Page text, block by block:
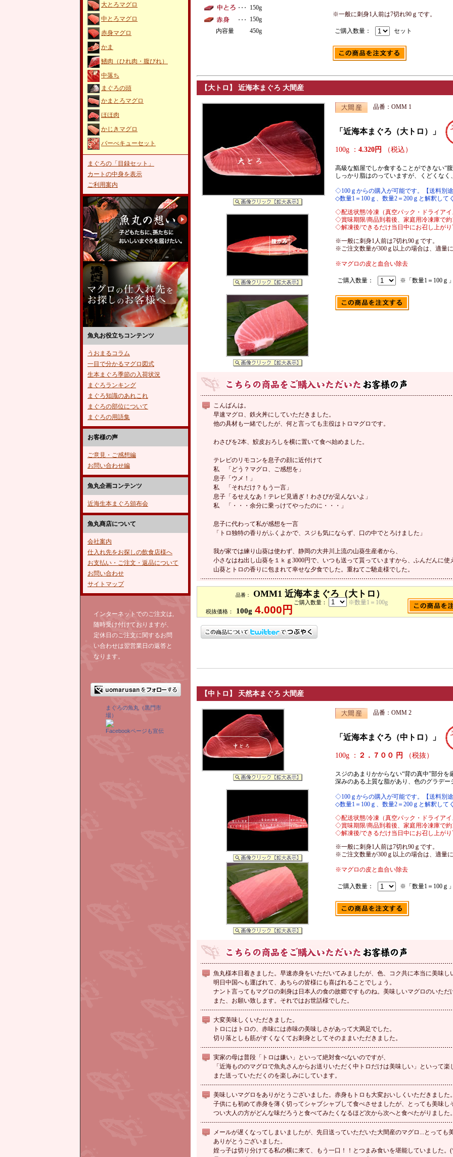
大とろマグロ
中とろマグロ
赤身マグロ
かま
鰭肉（ひれ肉・腹びれ）
中落ち
まぐろの頭
かまとろマグロ
ほほ肉
かじきマグロ
バーべキューセット
まぐろの「目録セット」
カートの中身を表示
ご利用案内
魚丸お役立ちコンテンツ
うおまるコラム
一目で分かるマグロ図式
生本まぐろ季節の入荷状況
まぐろランキング
まぐろ知識のあれこれ
まぐろの部位について
まぐろの用語集
お客様の声
ご意見・ご感想編
お問い合わせ編
魚丸企画コンテンツ
近海生本まぐろ頒布会
魚丸商店について
会社案内
仕入れ先をお探しの飲食店様へ
お支払い・ご注文・返品について
お問い合わせ
サイトマップ
インターネットでのご注文は,
随時受け付けておりますが、
定休日のご注文に関するお問
い合わせは翌営業日の返答と
なります。
まぐろの魚丸（黒門市
場）
Facebookページも宣伝
150g
150g
内容量
450g
※一般に刺身1人前は7切れ90ｇです。
ご購入数量： セット
【大トロ】 近海本まぐろ 大間産
品番：OMM 1
「近海本まぐろ（大トロ）」
100g ： 4.320円 （税込）
高級な鮨屋でしか食することができない
しっかり脂はのっていますが、くどくな
◇100ｇからの購入が可能です。【送料別
◇数量1＝100ｇ、数量2＝200ｇと解釈して
◇配送状態/冷凍（真空パック・ドライア
◇賞味期限/商品到着後、家庭用冷凍庫で約
◇解凍後/できるだけ当日中にお召し上が
※一般に刺身1人前は7切れ90ｇです。
※ご注文数量が300ｇ以上の場合は、適量
※マグロの皮と血合い除去
ご購入数量： ※「数量1＝100ｇ
こんばんは。
早速マグロ、鉄火丼にしていただきました。
他の具材も一緒でしたが、何と言っても主役はトロマグロです。
わさびを2本、鮫皮おろしを横に置いて食べ始めました。
テレビのリモコンを息子の顔に近付けて
私 「どう？マグロ、ご感想を」
息子「ウメ！」
私 「それだけ？もう一言」
息子「るせえなあ！テレビ見過ぎ！わさびが足んないよ」
私 「・・・余分に乗っけてやったのに・・・」
息子に代わって私が感想を一言
「トロ独特の香りがふくよかで、スジも気にならず、口の中でとろけました」
我が家では練り山葵は使わず、静岡の大井川上流の山葵生産者から、
小さなはね出し山葵を１ｋｇ3000円で、いつも送って貰っていますから、ふんだんに使
山葵とトロの香りに包まれて幸せな夕食でした。重ねてご馳走様でした。
品番： OMM1 近海本まぐろ（大トロ）
税抜価格： 100g 4.000円
ご購入数量： ※数量1＝100g
【中トロ】 天然本まぐろ 大間産
品番：OMM 2
「近海本まぐろ（中トロ）」
100g ： ２．７００ 円 （税抜）
スジのあまりかからない“背の真中”部分を
深みのある上質な脂があり、色のグラデー
◇100ｇからの購入が可能です。【送料別
◇数量1＝100ｇ、数量2＝200ｇと解釈して
◇配送状態/冷凍（真空パック・ドライア
◇賞味期限/商品到着後、家庭用冷凍庫で約
◇解凍後/できるだけ当日中にお召し上が
※一般に刺身1人前は7切れ90ｇです。
※ご注文数量が300ｇ以上の場合は、適量
※マグロの皮と血合い除去
ご購入数量： ※「数量1＝100ｇ
魚丸様本日着きました。早速赤身をいただいてみましたが、色、コク共に本当に美味し
明日中国へも運ばれて、あちらの皆様にも喜ばれることでしょう。
ナント言ってもマグロの刺身は日本人の食の故郷ですものね。美味しいマグロのいただ
また、お願い致します。それではお世話様でした。
大変美味しくいただきました。
トロにはトロの、赤味には赤味の美味しさがあって大満足でした。
切り落としも筋がすくなくてお刺身としてそのままいただきました。
実家の母は普段「トロは嫌い」といって絶対食べないのですが、
「近海もののマグロで魚丸さんからお送りいただく中トロだけは美味しい」といって
また送っていただくのを楽しみにしています。
美味しいマグロをありがとうございました。赤身もトロも大変おいしくいただきました
子供にも初めて赤身を薄く切ってシャブシャブして食べさせましたが、とっても美味し
つい大人の方がどんな味だろうと食べてみたくなるほど次から次へと食べたがりました
メールが遅くなってしまいましたが、先日送っていただいた大間産のマグロ...とっても
ありがとうございました。
姪っ子は切り分けてる私の横に来て、もう一口！！とつまみ食いを堪能していました